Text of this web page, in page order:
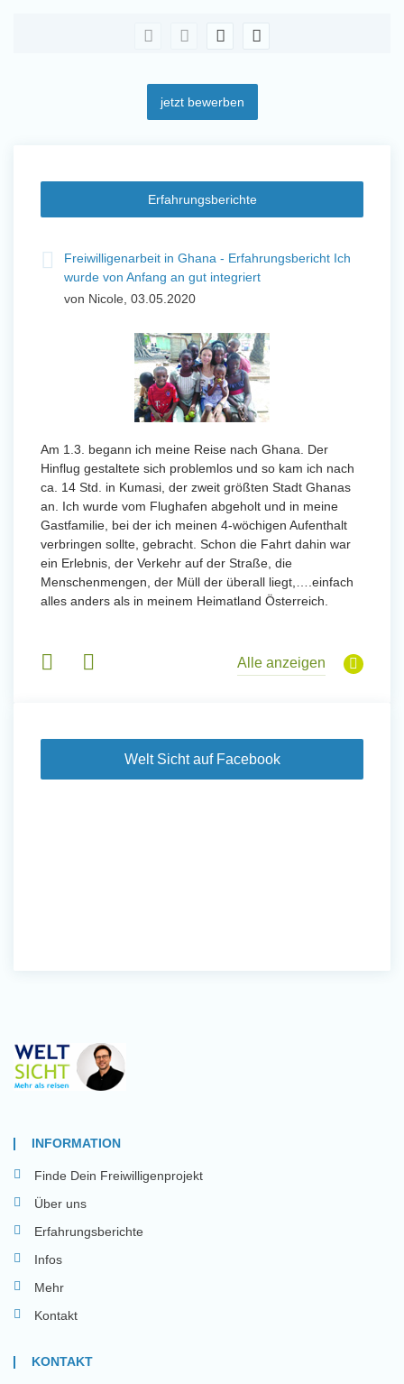
jetzt bewerben
Erfahrungsberichte
Freiwilligenarbeit in Ghana - Erfahrungsbericht Ich
wurde von Anfang an gut integriert
von Nicole, 03.05.2020
Am 1.3. begann ich meine Reise nach Ghana. Der
Hinflug gestaltete sich problemlos und so kam ich nach
ca. 14 Std. in Kumasi, der zweit größten Stadt Ghanas
an. Ich wurde vom Flughafen abgeholt und in meine
Gastfamilie, bei der ich meinen 4-wöchigen Aufenthalt
verbringen sollte, gebracht. Schon die Fahrt dahin war
ein Erlebnis, der Verkehr auf der Straße, die
Menschenmengen, der Müll der überall liegt,….einfach
alles anders als in meinem Heimatland Österreich.
Alle anzeigen
Welt Sicht auf Facebook
INFORMATION
Finde Dein Freiwilligenprojekt
Über uns
Erfahrungsberichte
Infos
Mehr
Kontakt
KONTAKT